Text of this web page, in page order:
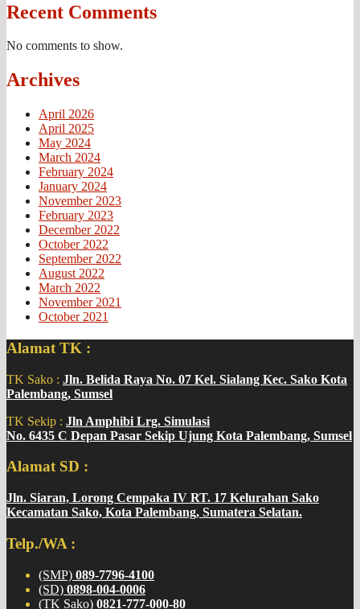
Recent Comments
No comments to show.
Archives
April 2026
April 2025
May 2024
March 2024
February 2024
January 2024
November 2023
February 2023
December 2022
October 2022
September 2022
August 2022
March 2022
November 2021
October 2021
Alamat TK :
TK Sako : Jln. Belida Raya No. 07 Kel. Sialang Kec. Sako Kota
Palembang, Sumsel
TK Sekip : Jln Amphibi Lrg. Simulasi
No. 6435 C Depan Pasar Sekip Ujung Kota Palembang, Sumsel
Alamat SD :
Jln. Siaran, Lorong Cempaka IV RT. 17 Kelurahan Sako
Kecamatan Sako, Kota Palembang, Sumatera Selatan.
Telp./WA :
(SMP) 089-7796-4100
(SD) 0898-004-0006
(TK Sako) 0821-777-000-80